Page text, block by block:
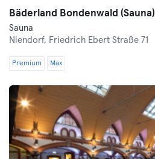
Bäderland Bondenwald (Sauna)
Sauna
Niendorf, Friedrich Ebert Straße 71
Premium Max